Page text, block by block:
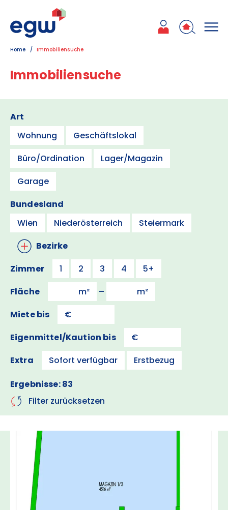
Zum Inhalt
Zum Hauptmenü
Zum Kontakt
Home Immobiliensuche
Immobiliensuche
Art
Wohnung
Geschäftslokal
Büro/Ordination
Lager/Magazin
Garage
Bundesland
Wien
Niederösterreich
Steiermark
Bezirke
Zimmer
1 2 3 4
5+
Fläche
–
Miete bis
Eigenmittel/Kaution bis
Extra
Sofort verfügbar Erstbezug
Ergebnisse: 83
Filter zurücksetzen